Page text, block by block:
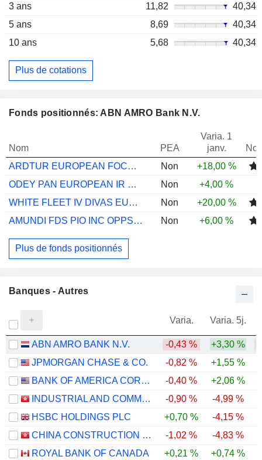
3 ans
11,82
40,34
5 ans
8,69
40,34
10 ans
5,68 40,34
Plus de cotations
Fonds positionnés: ABN AMRO Bank N.V.
Nom PEA
Varia. 1
janv.
ARDTUR EUROPEAN FOCUS A EUR
Non
+18,00 %
ODEY PAN EUROPEAN IR GBP(OI PLC) INC
Non
+4,00 %
WHITE FLEET IV DIVAS EURZ VAL I EUR ACC
Non
+20,00 %
AMUNDI FDS PIO INC OPPS I2 USD C
Non +6,00 %
Plus de fonds positionnés
Banques - Autres
Varia. Varia. 5j.
ABN AMRO BANK N.V. -0,43 % +3,30 %
JPMORGAN CHASE & CO.
-0,82 % +1,55 %
BANK OF AMERICA CORPORATION
-0,40 % +2,06 %
INDUSTRIAL AND COMMERCIAL BANK OF CHINA LIMITED
-0,90 % -4,99 %
HSBC HOLDINGS PLC
+0,70 % -4,15 %
CHINA CONSTRUCTION BANK CORPORATION
-1,02 % -4,83 %
ROYAL BANK OF CANADA
+0,21 % +0,74 %